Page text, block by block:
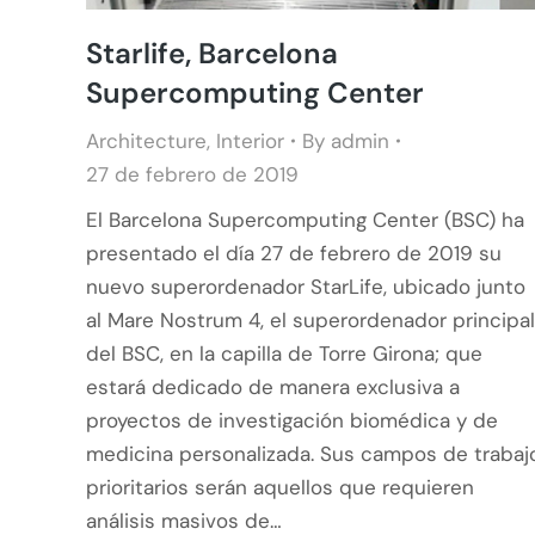
Starlife, Barcelona
Supercomputing Center
Architecture, Interior By admin
27 de febrero de 2019
El Barcelona Supercomputing Center (BSC) ha
presentado el día 27 de febrero de 2019 su
nuevo superordenador StarLife, ubicado junto
al Mare Nostrum 4, el superordenador principal
del BSC, en la capilla de Torre Girona; que
estará dedicado de manera exclusiva a
proyectos de investigación biomédica y de
medicina personalizada. Sus campos de
prioritarios serán aquellos que requieren
análisis masivos de…